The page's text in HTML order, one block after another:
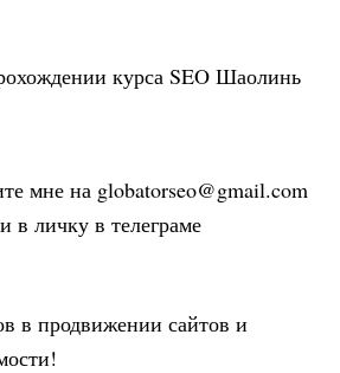
мне на globatorseo@gmail.com
в личку в телеграме
в продвижении сайтов и